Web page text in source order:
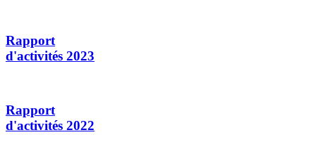
Rapport
d'activités 2023
Rapport
d'activités 2022